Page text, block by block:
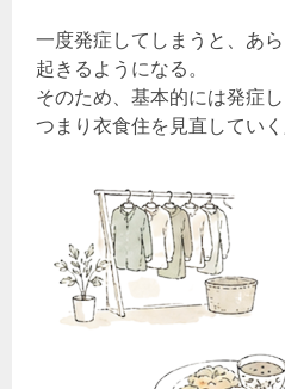
一度発症してしまうと、あ
起きるようになる。
そのため、基本的には発症
つまり衣食住を見直していく